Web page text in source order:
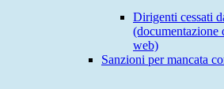
Dirigenti cessati
(documentazione
web)
Sanzioni per mancata